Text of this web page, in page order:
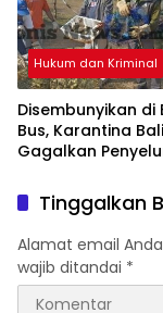
Hukum dan Kriminal
Disembunyikan di
Bus, Karantina Bali
Gagalkan
TengahTinggalkan
Alamat email
wajib ditandai *